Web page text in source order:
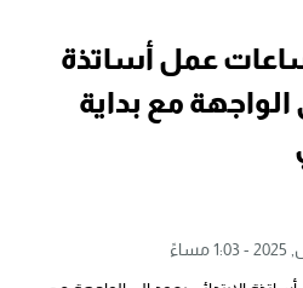
عمل أساتذة
الواجهة مع بداية